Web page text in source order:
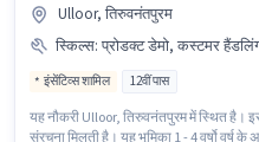
Ulloor, तिरुवनंतपुरम
स्किल्स: प्रोडक्ट डेमो, कस्टमर
इंसेंटिव्स शामिल 12वीं पास
यह नौकरी Ulloor, तिरुवनंतपुरम में स्थित है।